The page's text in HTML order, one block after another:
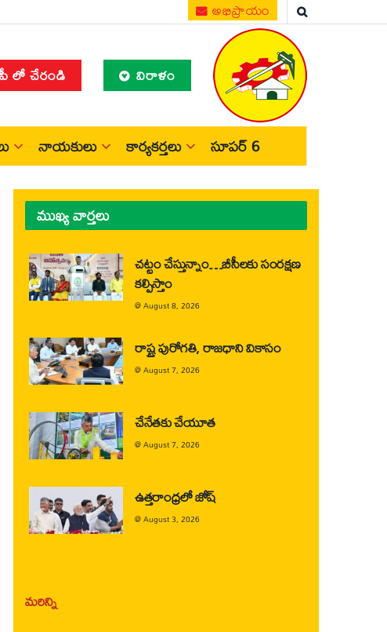
అభిప్రాయం
లో చేరండి విరాళం
నాయకులు కార్యకర్తలు సూపర్ 6
ముఖ్య వార్తలు
చట్టం చేస్తున్నాం…బీసీలకు సంరక్షణ
కల్పిస్తాం
@August 8, 2026
రాష్ట్ర పురోగతి, రాజధాని వికాసం
@August 7, 2026
చేనేతకు చేయూత
@August 7, 2026
ఉత్తరాంధ్రలో జోష్
@August 3, 2026
మరిన్ని